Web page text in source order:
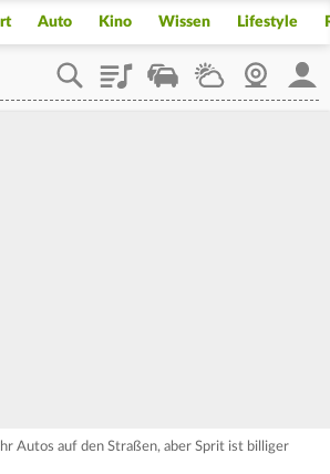
Auto Kino Wissen Lifestyle
PlaylistStaupilotWetterWebcam
Autos auf den Straßen, aber Sprit ist billiger